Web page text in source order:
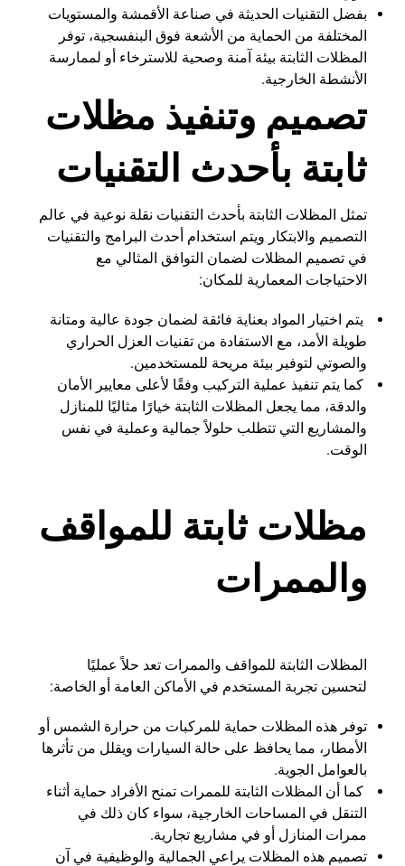
بفضل التقنيات الحديثة في صناعة الأقمشة والمستويات
المختلفة من الحماية من الأشعة فوق البنفسجية، توفر
المظلات الثابتة بيئة آمنة وصحية للاسترخاء أو لممارسة
الأنشطة الخارجية.
تصميم وتنفيذ مظلات
ثابتة بأحدث التقنيات
تمثل المظلات الثابتة بأحدث التقنيات نقلة نوعية في عالم
التصميم والابتكار ويتم استخدام أحدث البرامج والتقنيات
في تصميم المظلات لضمان التوافق المثالي مع
الاحتياجات المعمارية للمكان:
يتم اختيار المواد بعناية فائقة لضمان جودة عالية ومتانة
طويلة الأمد، مع الاستفادة من تقنيات العزل الحراري
والصوتي لتوفير بيئة مريحة للمستخدمين.
كما يتم تنفيذ عملية التركيب وفقًا لأعلى معايير الأمان
والدقة، مما يجعل المظلات الثابتة خيارًا مثاليًا للمنازل
والمشاريع التي تتطلب حلولاً جمالية وعملية في نفس
الوقت.
مظلات ثابتة للمواقف
والممرات
المظلات الثابتة للمواقف والممرات تعد حلاً عمليًا
لتحسين تجربة المستخدم في الأماكن العامة أو الخاصة:
توفر هذه المظلات حماية للمركبات من حرارة الشمس أو
الأمطار، مما يحافظ على حالة السيارات ويقلل من تأثرها
بالعوامل الجوية.
كما أن المظلات الثابتة للممرات تمنح الأفراد حماية أثناء
التنقل في المساحات الخارجية، سواء كان ذلك في
ممرات المنازل أو في مشاريع تجارية.
تصميم هذه المظلات يراعي الجمالية والوظيفية في آن